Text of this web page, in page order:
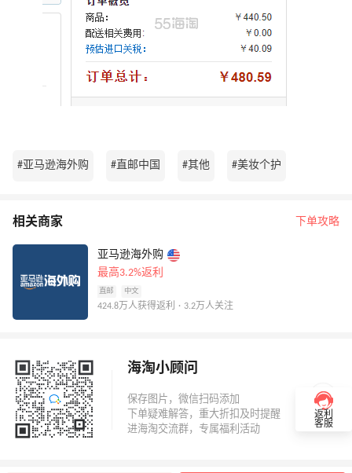
#亚马逊海外购 #直邮中国 #其他 #美妆个护
相关商家 下单攻略
亚马逊海外购
最高3.2%返利
直邮 中文
424.8万人获得返利 · 3.2万人关注
海淘小顾问
返利
客服